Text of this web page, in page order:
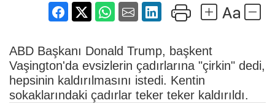
ABD Başkanı Donald Trump, başkent
Vaşington'da evsizlerin çadırlarına "çirkin" dedi,
hepsinin kaldırılmasını istedi. Kentin
sokaklarındaki çadırlar teker teker kaldırıldı.